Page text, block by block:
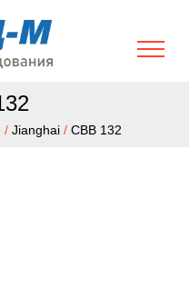
/ Jianghai / CBB 132